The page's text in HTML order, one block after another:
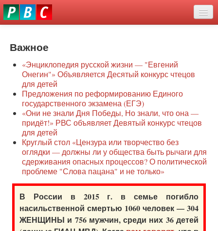
Перейти
к
О нас
Защита семей
Образование
Наше сопротивление
Регионы
Видео
Важное
«Энциклопедия русской жизни — "Евгений
Онегин"» Объявляется Десятый конкурс чтецов
для детей
Предложения по реформированию Единого
государственного экзамена (ЕГЭ)
«Они не знали Дня Победы, Но знали, что она —
придёт!» РВС объявляет Девятый конкурс чтецов
для детей
Круглый стол «Цензура или творчество без
оглядки — должны ли у общества быть рычаги для
сдерживания опасных процессов? О политической
проблеме "Слова пацана" и не только»
В России в 2015 г. в семье погибло
насильственной смертью 1060 человек — 304
ЖЕНЩИНЫ и 756 мужчин, среди них 36 детей